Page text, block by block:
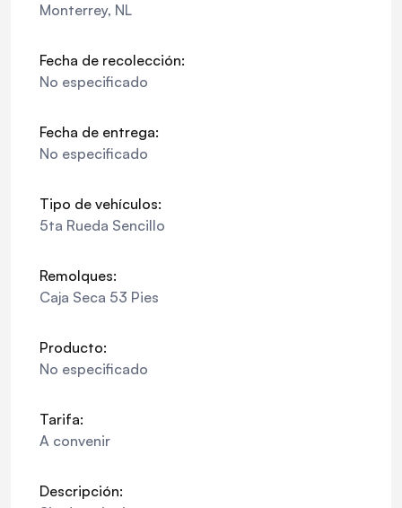
Monterrey, NL
Fecha de recolección:
No especificado
Fecha de entrega:
No especificado
Tipo de vehículos:
5ta Rueda Sencillo
Remolques:
Caja Seca 53 Pies
Producto:
No especificado
Tarifa:
A convenir
Descripción: